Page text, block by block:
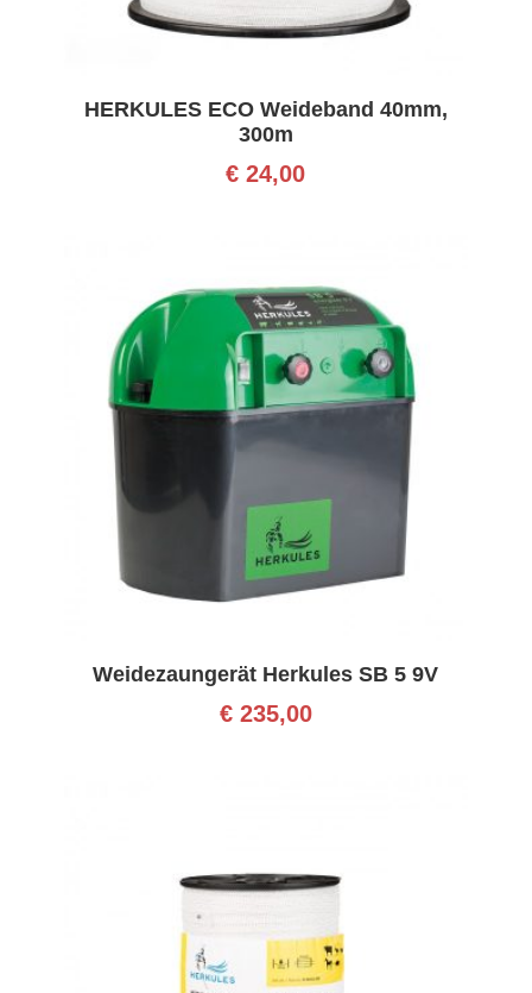
HERKULES ECO Weideband 40mm,
300m
€ 24,00
Weidezaungerät Herkules SB 5 9V
€235,00